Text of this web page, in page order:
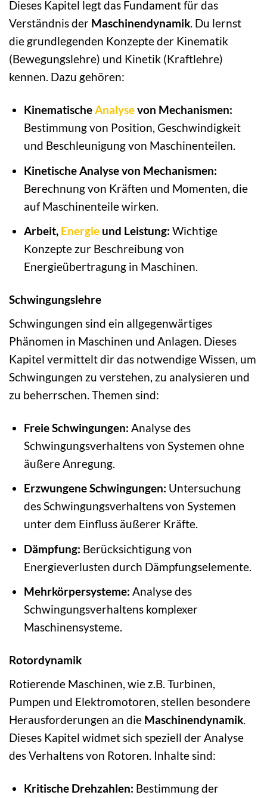
Dieses Kapitel legt das Fundament für das
Verständnis der Maschinendynamik. Du lernst
die grundlegenden Konzepte der Kinematik
(Bewegungslehre) und Kinetik (Kraftlehre)
kennen. Dazu gehören:
KinematischeAnalysevon Mechanismen:
Bestimmung von Position, Geschwindigkeit
und Beschleunigung von Maschinenteilen.
Kinetische Analyse von Mechanismen:
Berechnung von Kräften und Momenten, die
auf Maschinenteile wirken.
Arbeit, Energieund Leistung: Wichtige
Konzepte zur Beschreibung von
Energieübertragung in Maschinen.
Schwingungslehre
Schwingungen sind ein allgegenwärtiges
Phänomen in Maschinen und Anlagen. Dieses
Kapitel vermittelt dir das notwendige Wissen, um
Schwingungen zu verstehen, zu analysieren und
zu beherrschen. Themen sind:
Freie Schwingungen: Analyse des
Schwingungsverhaltens von Systemen ohne
äußere Anregung.
Erzwungene Schwingungen: Untersuchung
des Schwingungsverhaltens von Systemen
unter dem Einfluss äußerer Kräfte.
Dämpfung: Berücksichtigung von
Energieverlusten durch Dämpfungselemente.
Mehrkörpersysteme: Analyse des
Schwingungsverhaltens komplexer
Maschinensysteme.
Rotordynamik
Rotierende Maschinen, wie z.B. Turbinen,
Pumpen und Elektromotoren, stellen besondere
Herausforderungen an die Maschinendynamik.
Dieses Kapitel widmet sich speziell der Analyse
des Verhaltens von Rotoren. Inhalte sind:
Kritische Drehzahlen: Bestimmung der